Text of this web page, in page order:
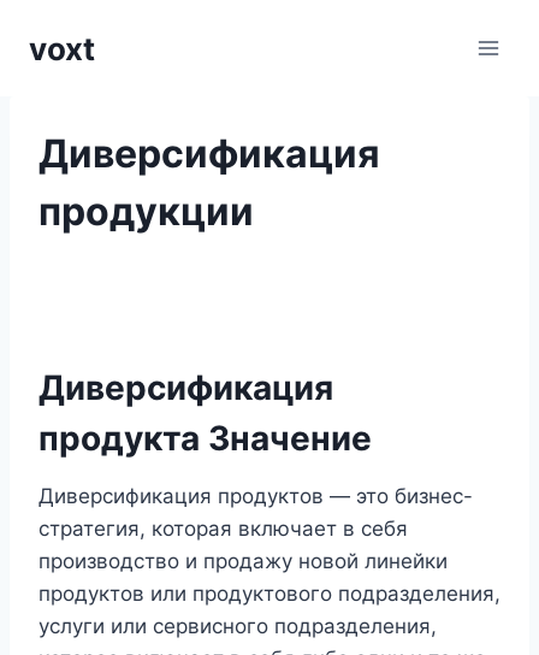
voxt
Диверсификация
продукции
Диверсификация
продукта Значение
Диверсификация продуктов — это бизнес-
стратегия, которая включает в себя
производство и продажу новой линейки
продуктов или продуктового подразделения,
услуги или сервисного подразделения,